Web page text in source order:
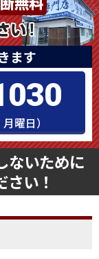
ます
曜日）
ないために
い！